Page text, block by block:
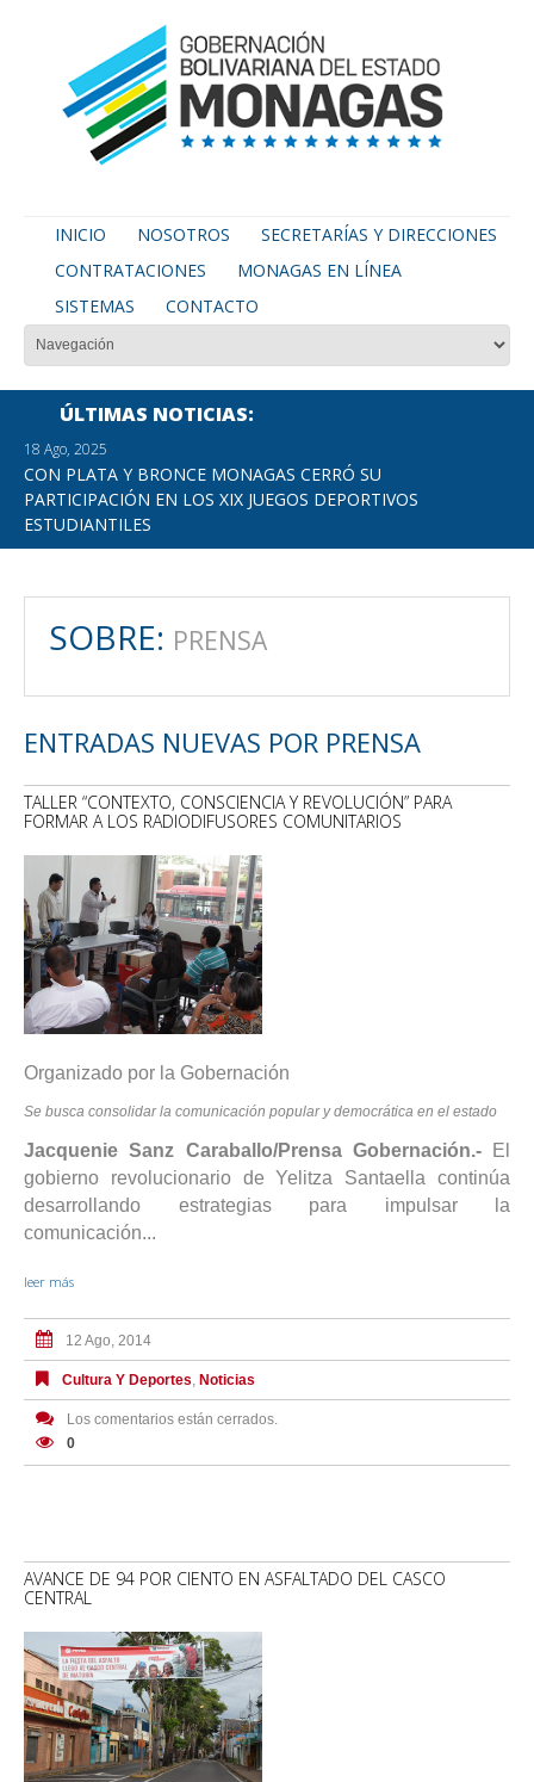
INICIO NOSOTROS
SECRETARÍAS Y DIRECCIONES
CONTRATACIONES
MONAGAS EN LÍNEA
SISTEMAS
CONTACTO
ÚLTIMAS NOTICIAS
18 Ago, 2025
CON PLATA Y BRONCE MONAGAS CERRÓ SU
PARTICIPACIÓN EN LOS XIX JUEGOS DEPORTIVOS
ESTUDIANTILES
SOBRE: PRENSA
ENTRADAS NUEVAS POR PRENSA
TALLER “CONTEXTO, CONSCIENCIA Y REVOLUCIÓN” PARA
FORMAR A LOS RADIODIFUSORES COMUNITARIOS
Organizado por la Gobernación
Se busca consolidar la comunicación popular y democrática en el estado
Jacquenie Sanz Caraballo/Prensa Gobernación.-El
gobierno revolucionario de Yelitza Santaella continúa
desarrollando estrategias para impulsar la
comunicación...
leer más
12 Ago, 2014
Cultura Y Deportes, Noticias
Los comentarios están cerrados.
0
AVANCE DE 94 POR CIENTO EN ASFALTADO DEL CASCO
CENTRAL